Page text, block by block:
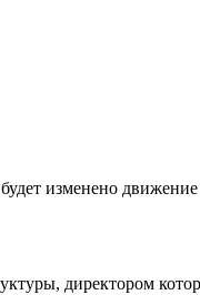
изменено
директором